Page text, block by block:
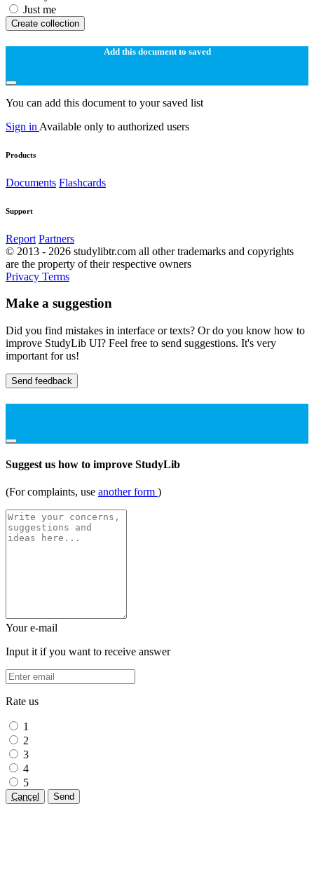
Just me
Create collection
Add this document to saved
You can add this document to your saved list
Sign in Available only to authorized users
Products
Documents Flashcards
Support
Report Partners
© 2013 - 2026 studylibtr.com all other trademarks and copyrights
are the property of their respective owners
Privacy Terms
Make a suggestion
Did you find mistakes in interface or texts? Or do you know how to
improve StudyLib UI? Feel free to send suggestions. It's very
important for us!
Send feedback
Suggest us how to improve StudyLib
(For complaints, use another form )
Your e-mail
Input it if you want to receive answer
Rate us
1
2
3
4
5
Cancel Send